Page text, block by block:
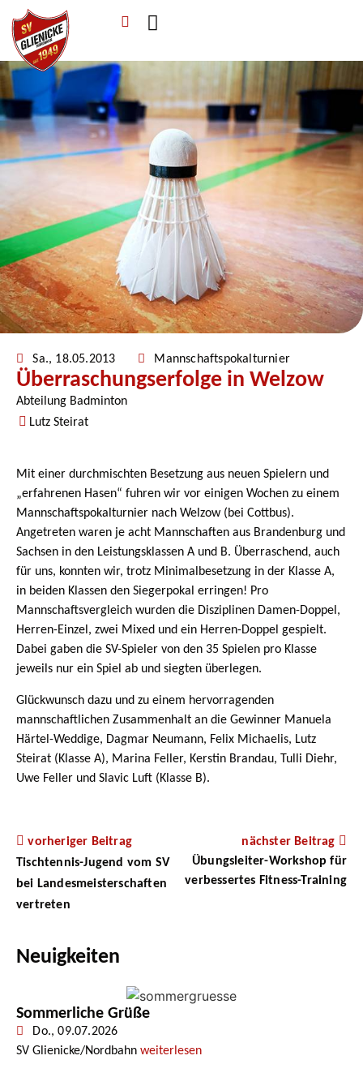
Sa., 18.05.2013 Mannschaftspokalturnier
Überraschungserfolge in Welzow
Abteilung Badminton
Lutz Steirat
Mit einer durchmischten Besetzung aus neuen Spielern und
„erfahrenen Hasen“ fuhren wir vor einigen Wochen zu einem
Mannschaftspokalturnier nach Welzow (bei Cottbus).
Angetreten waren je acht Mannschaften aus Brandenburg und
Sachsen in den Leistungsklassen A und B. Überraschend, auch
für uns, konnten wir, trotz Minimalbesetzung in der Klasse A,
in beiden Klassen den Siegerpokal erringen! Pro
Mannschaftsvergleich wurden die Disziplinen Damen-Doppel,
Herren-Einzel, zwei Mixed und ein Herren-Doppel gespielt.
Dabei gaben die SV-Spieler von den 35 Spielen pro Klasse
jeweils nur ein Spiel ab und siegten überlegen.
Glückwunsch dazu und zu einem hervorragenden
mannschaftlichen Zusammenhalt an die Gewinner Manuela
Härtel-Weddige, Dagmar Neumann, Felix Michaelis, Lutz
Steirat (Klasse A), Marina Feller, Kerstin Brandau, Tulli Diehr,
Uwe Feller und Slavic Luft (Klasse B).
vorheriger Beitrag
Tischtennis-Jugend vom SV
bei Landesmeisterschaften
vertreten
nächster Beitrag
Übungsleiter-Workshop für
verbessertes Fitness-Training
Neuigkeiten
Sommerliche Grüße
Do., 09.07.2026
SV Glienicke/Nordbahn weiterlesen